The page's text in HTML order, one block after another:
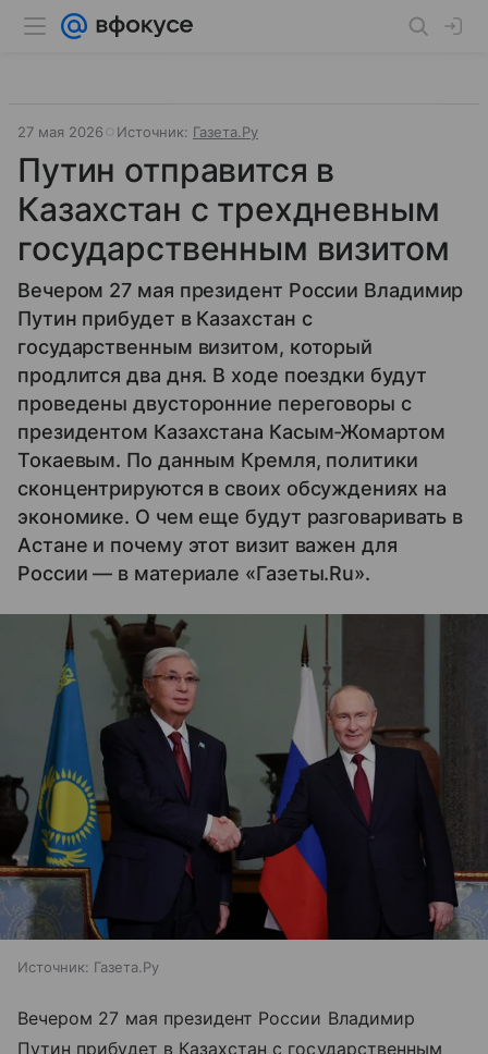
27 мая 2026 Источник: Газета.Ру
Путин отправится в
Казахстан с трехдневным
государственным визитом
Вечером 27 мая президент России Владимир
Путин прибудет в Казахстан с
государственным визитом, который
продлится два дня. В ходе поездки будут
проведены двусторонние переговоры с
президентом Казахстана Касым-Жомартом
Токаевым. По данным Кремля, политики
сконцентрируются в своих обсуждениях на
экономике. О чем еще будут разговаривать в
Астане и почему этот визит важен для
России — в материале «Газеты.Ru».
Источник: Газета.Ру
Вечером 27 мая президент России Владимир
Путин прибудет в Казахстан с государственным